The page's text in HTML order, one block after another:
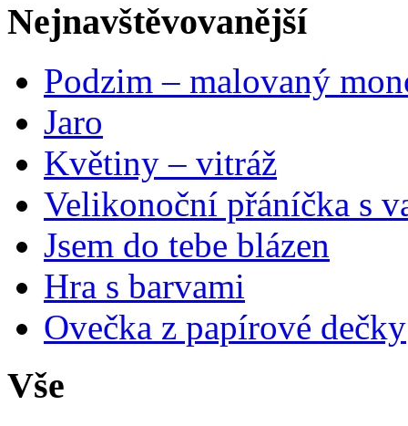
Nejnavštěvovanější
Podzim – malovaný
Jaro
Květiny – vitráž
Velikonoční přáníčka s
Jsem do tebe blázen
Hra s barvami
Ovečka z papírové dečky
Vše